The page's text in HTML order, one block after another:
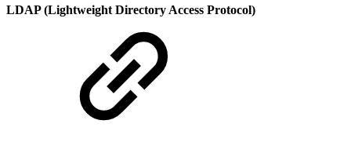
LDAP (Lightweight Directory Access Protocol)